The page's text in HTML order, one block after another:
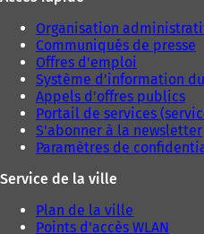
Organisation
Communiqués de presse
Offres d'emploi
Système d'information
Appels d'offres publics
Portail de services
S'abonner à la newsletter
Paramètres de
Service de la ville
Plan de la ville
Points d'accès WLAN